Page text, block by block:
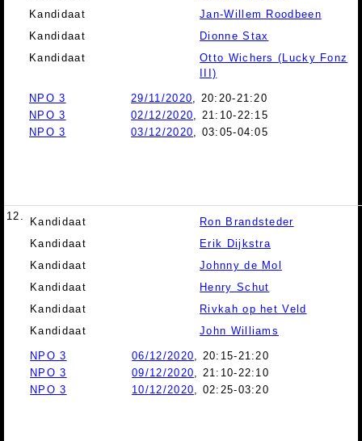
Kandidaat
Jan-Willem Roodbeen
Kandidaat
Dionne Stax
Kandidaat
Otto Wichers (Lucky Fonz
III)
NPO 3 29/11/2020, 20:20-21:20
NPO 3
02/12/2020, 21:10-22:15
NPO 3
03/12/2020, 03:05-04:05
12. Kandidaat
Ron Brandsteder
Kandidaat
Erik Dijkstra
Kandidaat
Johnny de Mol
Kandidaat
Henry Schut
Kandidaat
Rivkah op het Veld
Kandidaat
John Williams
NPO 3 06/12/2020, 20:15-21:20
NPO 3
09/12/2020, 21:10-22:10
NPO 3
10/12/2020, 02:25-03:20